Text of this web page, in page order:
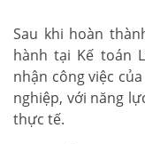
Sau khi hoàn
hành tại Kế toán
nhận công việc
nghiệp, với năng
thực tế.